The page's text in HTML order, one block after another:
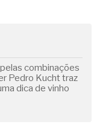
combinações
Pedro Kucht traz
dica de vinho